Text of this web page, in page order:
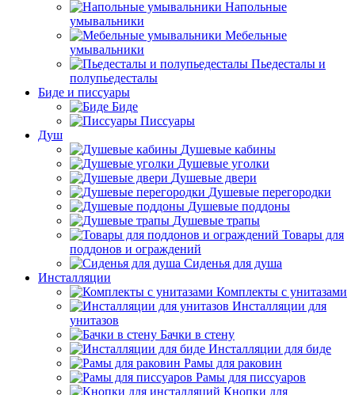
Напольные
умывальники
Мебельные
умывальники
Пьедесталы и
полупьедесталы
Биде и писсуары
Биде
Писсуары
Душ
Душевые кабины
Душевые уголки
Душевые двери
Душевые перегородки
Душевые поддоны
Душевые трапы
Товары для
поддонов и ограждений
Сиденья для душа
Инсталляции
Комплекты с унитазами
Инсталляции для
унитазов
Бачки в стену
Инсталляции для биде
Рамы для раковин
Рамы для писсуаров
Кнопки для